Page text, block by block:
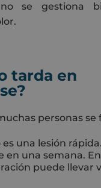
se gestiona
tarda en
personas se
una lesión
en una semana.
puede llevar